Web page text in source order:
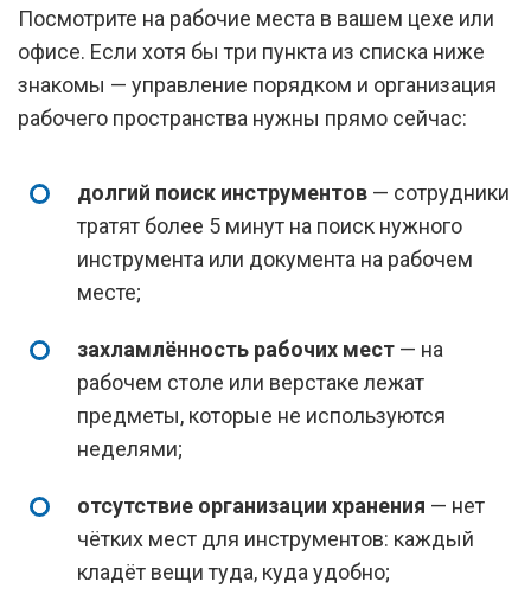
Посмотрите на рабочие места в вашем цехе или
офисе. Если хотя бы три пункта из списка ниже
знакомы — управление порядком и организация
рабочего пространства нужны прямо сейчас:
долгий поиск инструментов — сотрудники
тратят более 5 минут на поиск нужного
инструмента или документа на рабочем
месте;
захламлённость рабочих мест — на
рабочем столе или верстаке лежат
предметы, которые не используются
неделями;
отсутствие организации хранения — нет
чётких мест для инструментов: каждый
кладёт вещи туда, куда удобно;